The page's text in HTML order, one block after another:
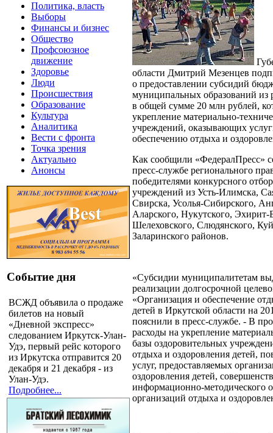
Политика, власть
Выборы
Финансы и бизнес
Общество
Профсоюзное
движение
Здоровье
Люди
Происшествия
Образование
Культура
Аналитика
Вести с фронта
Точка зрения
Актуально
Анонсы
Событие дня
ВСЖД объявила о продаже
билетов на новый
«Дневной экспресс»
следованием Иркутск-Улан-
Удэ, первый рейс которого
из Иркутска отправится 20
декабря и 21 декабря - из
Улан-Удэ.
Подробнее...
области Дмитрий Мезенцев
о предоставлении субсидий
муниципальных образований из
в общей сумме 20 млн рублей,
укрепление материально-
учреждений, оказывающих
обеспечению отдыха и
Как сообщили «ФедералПресс»
пресс-службе регионального
победителями конкурсного
учреждений из Усть-Илимска,
Свирска, Усолья-Сибирского,
Аларского, Нукутского, Эхирит-
Шелеховского, Слюдянского,
Заларинского районов.
«Субсидии муниципалитетам
реализации долгосрочной
«Организация и обеспечение
детей в Иркутской области на
пояснили в пресс-службе. - В
расходы на укрепление
базы оздоровительных
отдыха и оздоровления детей,
услуг, предоставляемых
оздоровления детей,
информационно-методического
организаций отдыха и